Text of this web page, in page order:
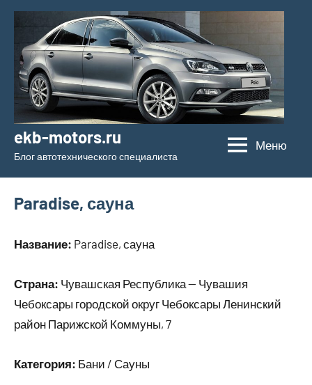
Перейти
содержимому
ekb-motors.ru
Блог автотехнического специалиста
Меню
Paradise, сауна
Название: Paradise, сауна
Страна: Чувашская Республика — Чувашия
Чебоксары городской округ Чебоксары Ленинский
район Парижской Коммуны, 7
Категория: Бани / Сауны